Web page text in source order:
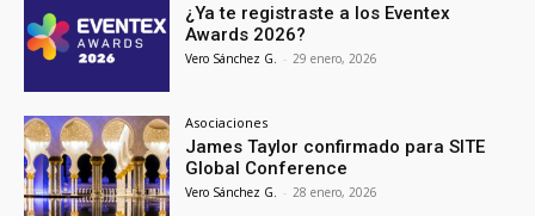
¿Ya te registraste a los Eventex
Awards 2026?
Vero Sánchez G. - 29 enero, 2026
Asociaciones
James Taylor confirmado para SITE
Global Conference
Vero Sánchez G. - 28 enero, 2026